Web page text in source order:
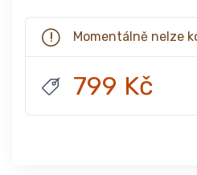
Momentálně nelze
799 Kč